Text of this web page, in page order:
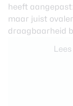
heeft
maar juist
draagbaarheid